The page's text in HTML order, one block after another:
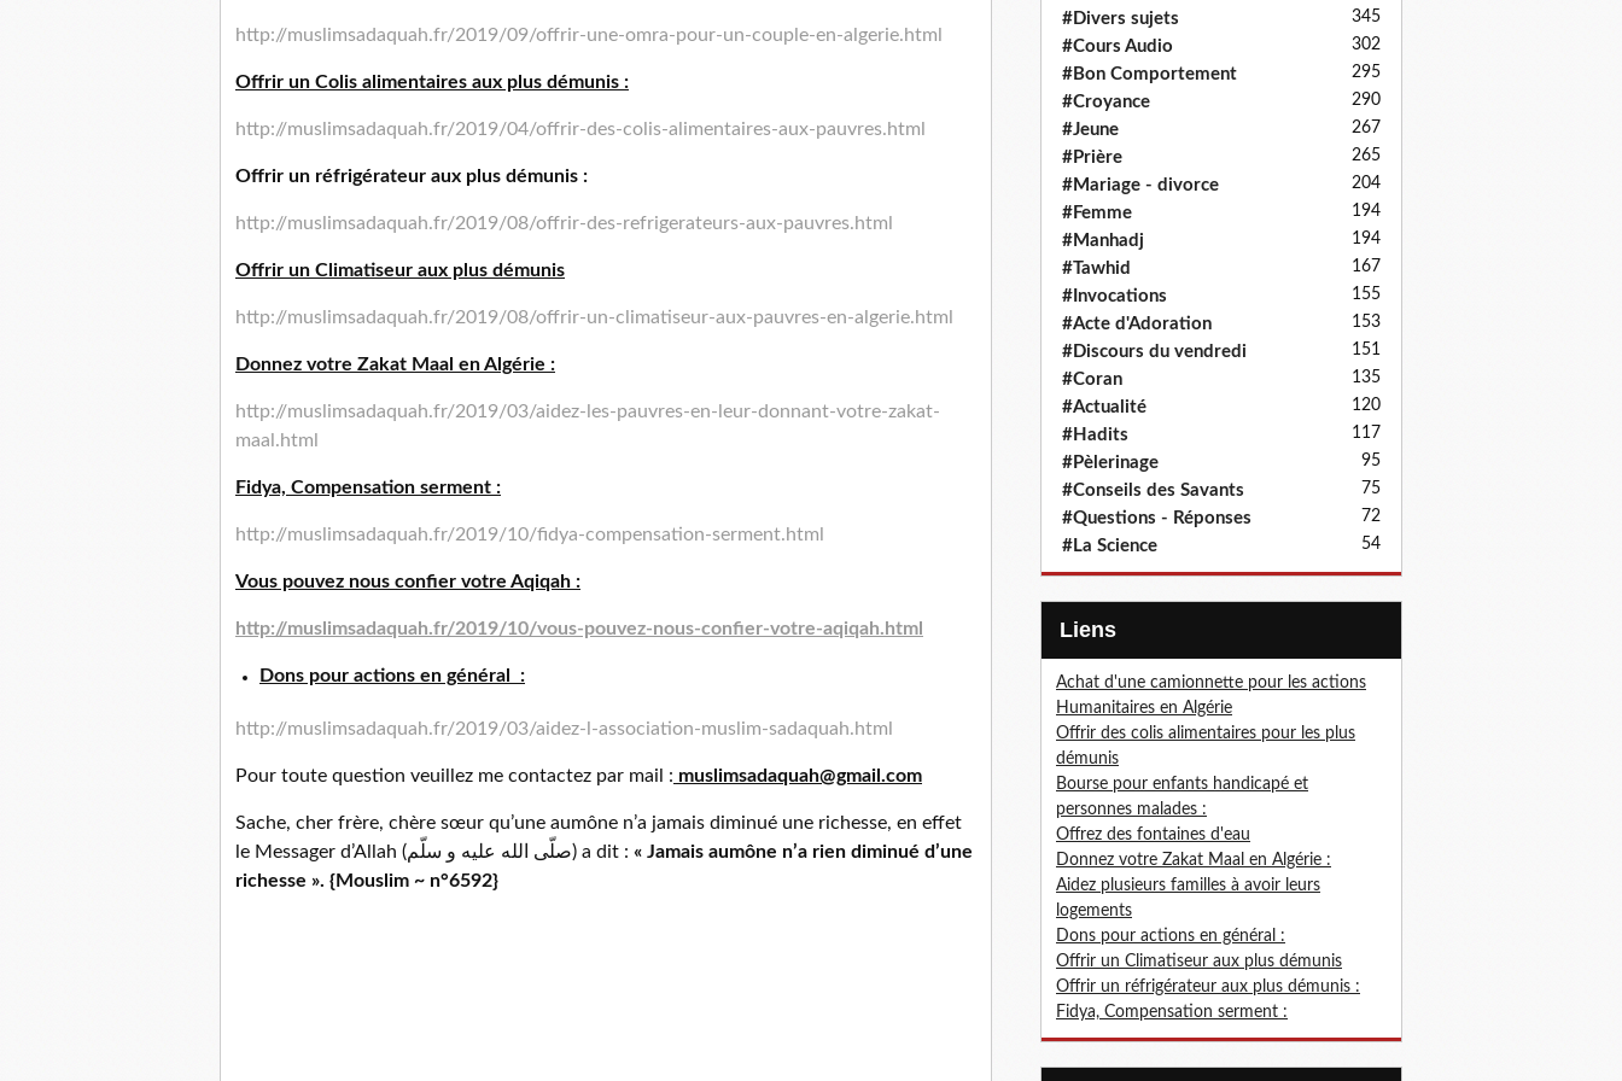
http://muslimsadaquah.fr/2019/09/offrir-une-omra-pour-un-couple-en-algerie.html
Offrir un Colis alimentaires aux plus démunis :
http://muslimsadaquah.fr/2019/04/offrir-des-colis-alimentaires-aux-pauvres.html
Offrir un réfrigérateur aux plus démunis :
http://muslimsadaquah.fr/2019/08/offrir-des-refrigerateurs-aux-pauvres.html
Offrir un Climatiseur aux plus démunis
http://muslimsadaquah.fr/2019/08/offrir-un-climatiseur-aux-pauvres-en-algerie.html
Donnez votre Zakat Maal en Algérie :
http://muslimsadaquah.fr/2019/03/aidez-les-pauvres-en-leur-donnant-votre-zakat-
maal.html
Fidya, Compensation serment :
http://muslimsadaquah.fr/2019/10/fidya-compensation-serment.html
Vous pouvez nous confier votre Aqiqah :
http://muslimsadaquah.fr/2019/10/vous-pouvez-nous-confier-votre-aqiqah.html
Dons pour actions en général :
http://muslimsadaquah.fr/2019/03/aidez-l-association-muslim-sadaquah.html
Pour toute question veuillez me contactez par mail : muslimsadaquah@gmail.com
Sache, cher frère, chère sœur qu’une aumône n’a jamais diminué une richesse, en effet
le Messager d’Allah (صلّى الله عليه و سلّم) a dit : « Jamais aumône n’a rien diminué d’une
richesse ». {Mouslim ~ n°6592}
#Divers sujets 345
#Cours Audio 302
#Bon Comportement 295
#Croyance 290
#Jeune 267
#Prière 265
#Mariage - divorce 204
#Femme 194
#Manhadj 194
#Tawhid 167
#Invocations 155
#Acte d'Adoration 153
#Discours du vendredi 151
#Coran 135
#Actualité 120
#Hadits 117
#Pèlerinage 95
#Conseils des Savants 75
#Questions - Réponses 72
#La Science 54
Liens
Achat d'une camionnette pour les actions
Humanitaires en Algérie
Offrir des colis alimentaires pour les plus
démunis
Bourse pour enfants handicapé et
personnes malades :
Offrez des fontaines d'eau
Donnez votre Zakat Maal en Algérie :
Aidez plusieurs familles à avoir leurs
logements
Dons pour actions en général :
Offrir un Climatiseur aux plus démunis
Offrir un réfrigérateur aux plus démunis :
Fidya, Compensation serment :